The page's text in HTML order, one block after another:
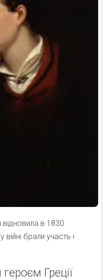
в 1830
війні брали участь і
Греції